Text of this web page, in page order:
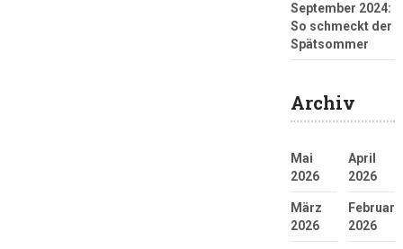
September 2024:
So schmeckt der
Spätsommer
Archiv
Mai
2026
April
2026
März
2026
Februar
2026